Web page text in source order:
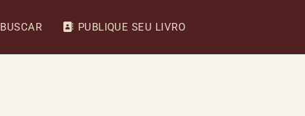
BUSCAR PUBLIQUE SEU LIVRO